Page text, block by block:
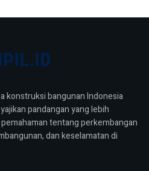
konstruksi bangunan Indonesia
pandangan yang lebih
tentang perkembangan
dan keselamatan di